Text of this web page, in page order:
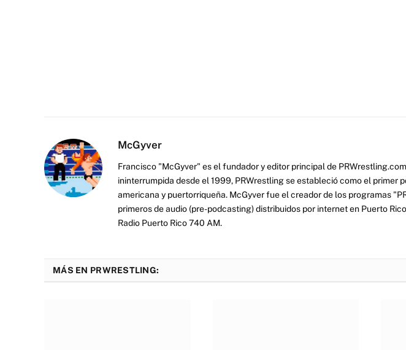
McGyver
Francisco "McGyver" es el fundador y editor principal de
ininterrumpida desde el 1999, PRWrestling se estableció como el primer
americana y puertorriqueña. McGyver fue el creador de los programas
primeros de audio (pre-podcasting) distribuidos por internet en Puerto
Radio Puerto Rico 740 AM.
MÁS EN PRWRESTLING: